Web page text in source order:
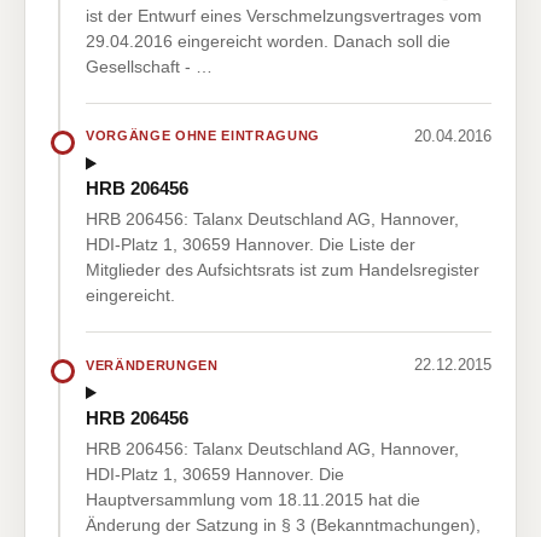
ist der Entwurf eines Verschmelzungsvertrages vom
29.04.2016 eingereicht worden. Danach soll die
Gesellschaft - …
VORGÄNGE OHNE EINTRAGUNG 20.04.2016
HRB 206456
HRB 206456: Talanx Deutschland AG, Hannover,
HDI-Platz 1, 30659 Hannover. Die Liste der
Mitglieder des Aufsichtsrats ist zum Handelsregister
eingereicht.
VERÄNDERUNGEN 22.12.2015
HRB 206456
HRB 206456: Talanx Deutschland AG, Hannover,
HDI-Platz 1, 30659 Hannover. Die
Hauptversammlung vom 18.11.2015 hat die
Änderung der Satzung in § 3 (Bekanntmachungen),